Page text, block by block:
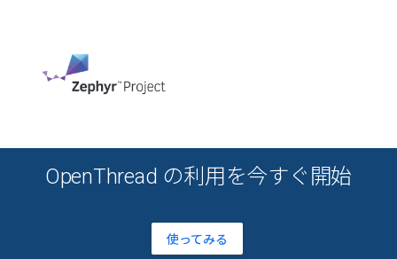
OpenThread の利用を今すぐ開始
使ってみる